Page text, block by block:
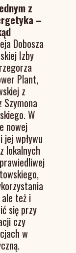
z
–
Dobosza
Izby
Plant,
z
W
nowej
wpływu
lokalnych
też i
się przy
czy
w